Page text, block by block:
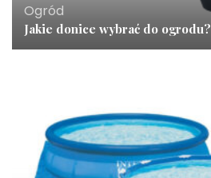
Ogród
Jakie donice wybrać do ogrodu?